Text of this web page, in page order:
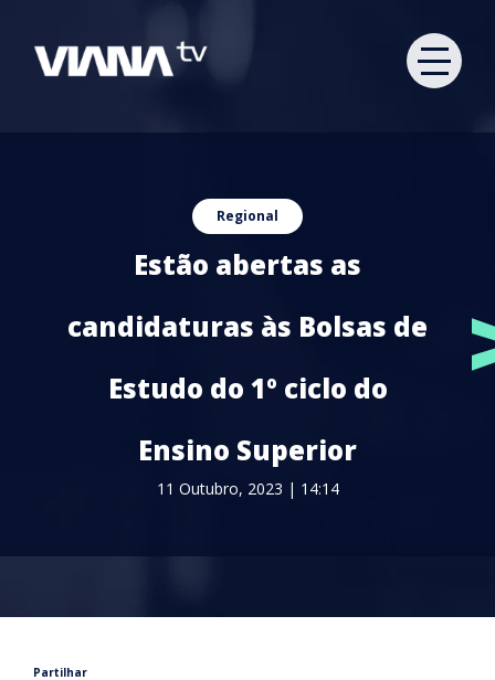
Regional
Estão abertas as
candidaturas às Bolsas de
Estudo do 1º ciclo do
Ensino Superior
11 Outubro, 2023 | 14:14
Partilhar